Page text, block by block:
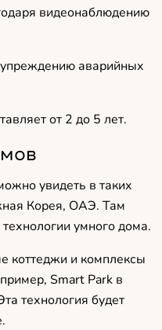
видеонаблюдению
аварийных
от 2 до 5 лет.
увидеть в таких
Корея, ОАЭ. Там
умного дома.
коттеджи и комплексы
Smart Park в
технология будет